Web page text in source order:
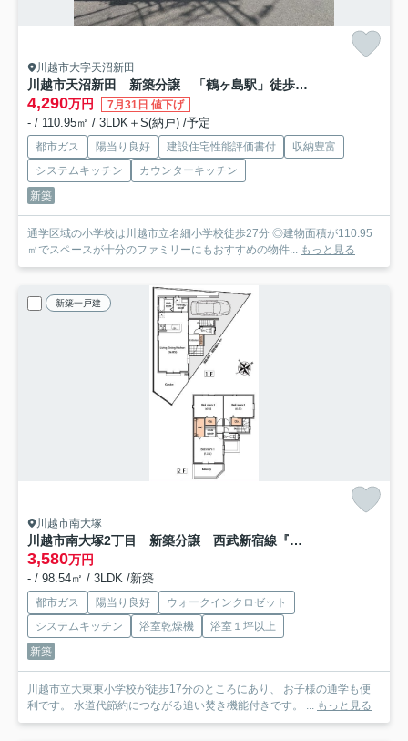
川越市大字天沼新田
川越市天沼新田 新築分譲 「鶴ヶ島駅」徒歩15分 敷地61坪 【名細小学区】
4,290万円 7月31日 値下げ
- / 110.95㎡ / 3LDK＋S(納戸) /予定
都市ガス 陽当り良好 建設住宅性能評価書付
収納豊富
システムキッチン
カウンターキッチン
新築
通学区域の小学校は川越市立名細小学校徒歩27分 ◎建物面積が110.95
㎡でスペースが十分のファミリーにもおすすめの物件... もっと見る
新築一戸建
川越市南大塚
川越市南大塚2丁目 新築分譲 西武新宿線『南大塚駅』徒歩9分 【大東東小学区】
3,580万円
- / 98.54㎡ / 3LDK /新築
都市ガス 陽当り良好
ウォークインクロゼット
システムキッチン
浴室乾燥機
浴室１坪以上
新築
川越市立大東東小学校が徒歩17分のところにあり、 お子様の通学も便
利です。 水道代節約につながる追い焚き機能付きです。 ... もっと見る